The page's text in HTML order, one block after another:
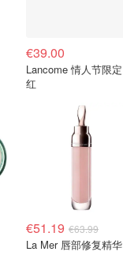
€39.00
Lancome 情人节限
红
€51.19 €63.99
La Mer 唇部修复精华